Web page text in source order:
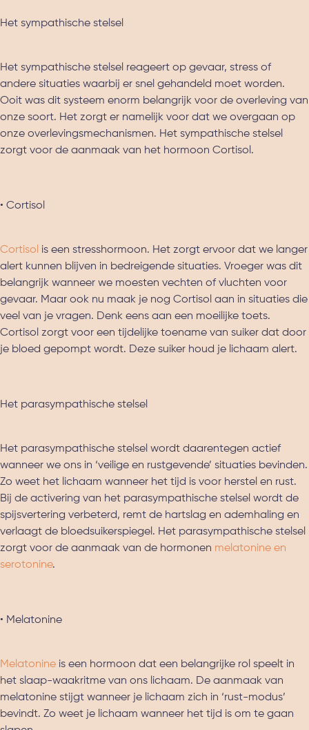
Het sympathische stelsel
Het sympathische stelsel reageert op gevaar, stress of
andere situaties waarbij er snel gehandeld moet worden.
Ooit was dit systeem enorm belangrijk voor de overleving van
onze soort. Het zorgt er namelijk voor dat we overgaan op
onze overlevingsmechanismen. Het sympathische stelsel
zorgt voor de aanmaak van het hormoon Cortisol.
• Cortisol
Cortisol is een stresshormoon. Het zorgt ervoor dat we langer
alert kunnen blijven in bedreigende situaties. Vroeger was dit
belangrijk wanneer we moesten vechten of vluchten voor
gevaar. Maar ook nu maak je nog Cortisol aan in situaties die
veel van je vragen. Denk eens aan een moeilijke toets.
Cortisol zorgt voor een tijdelijke toename van suiker dat door
je bloed gepompt wordt. Deze suiker houd je lichaam alert.
Het parasympathische stelsel
Het parasympathische stelsel wordt daarentegen actief
wanneer we ons in ‘veilige en rustgevende’ situaties bevinden.
Zo weet het lichaam wanneer het tijd is voor herstel en rust.
Bij de activering van het parasympathische stelsel wordt de
spijsvertering verbeterd, remt de hartslag en ademhaling en
verlaagt de bloedsuikerspiegel. Het parasympathische stelsel
zorgt voor de aanmaak van de hormonen melatonine en
serotonine.
• Melatonine
Melatonine is een hormoon dat een belangrijke rol speelt in
het slaap-waakritme van ons lichaam. De aanmaak van
melatonine stijgt wanneer je lichaam zich in ‘rust-modus’
bevindt. Zo weet je lichaam wanneer het tijd is om te gaan